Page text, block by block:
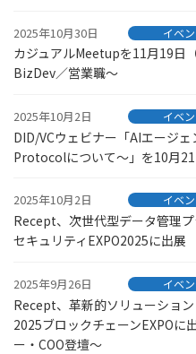
2025年10月30日 イベ
カジュアルMeetupを11月19日
BizDev／営業職〜
2025年10月2日 イベ
DID/VCウェビナー「AIエージ
Protocolについて～」を10月
2025年10月2日 イベ
Recept、次世代型データ管理
セキュリティEXPO2025に出展
2025年9月26日 イベ
Recept、革新的ソリューショ
2025ブロックチェーンEXPOに
ー・COO登壇～